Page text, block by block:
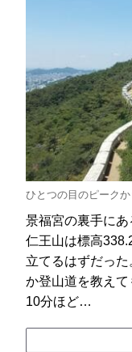
ひとつの目のピーク
景福宮の裏手にあ
仁王山は標高
立てるはずだっ
か登山道を教えて
10分ほど…